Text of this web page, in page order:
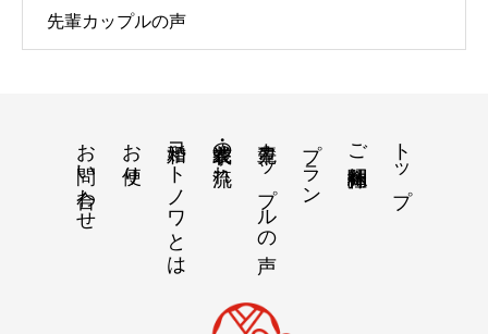
先輩カップルの声
トップ
ご紹介神社仏閣
プラン
先輩カップルの声
衣装・挙式の流れ
和婚コトノワとは
お便り
お問い合わせ